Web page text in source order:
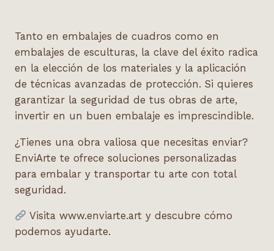
Tanto en embalajes de cuadros como en
embalajes de esculturas, la clave del éxito radica
en la elección de los materiales y la aplicación
de técnicas avanzadas de protección. Si quieres
garantizar la seguridad de tus obras de arte,
invertir en un buen embalaje es imprescindible.
¿Tienes una obra valiosa que necesitas enviar?
EnviArte te ofrece soluciones personalizadas
para embalar y transportar tu arte con total
seguridad.
Visita www.enviarte.art y descubre cómo
podemos ayudarte.